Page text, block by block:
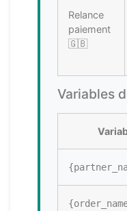
Relance
paiement
🇬🇧
Variables